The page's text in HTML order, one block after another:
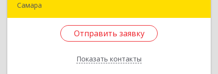
Самара
Отправить заявку
Показать контакты
ул, дом № 3-а